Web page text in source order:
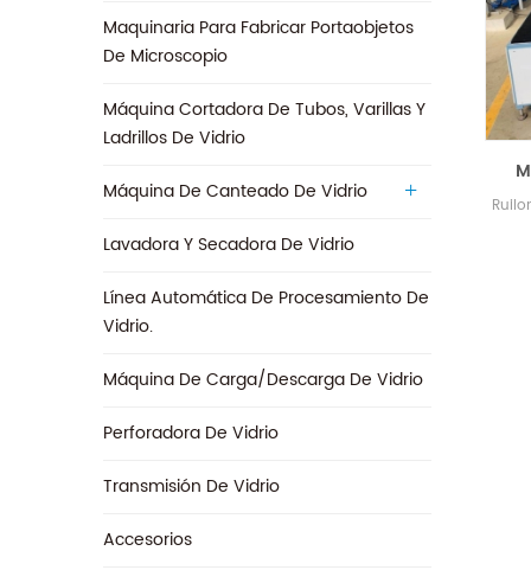
Maquinaria Para Fabricar Portaobjetos
De Microscopio
Máquina Cortadora De Tubos, Varillas Y
Ladrillos De Vidrio
Máquina De Canteado De Vidrio
Lavadora Y Secadora De Vidrio
Línea Automática De Procesamiento De
Vidrio.
Máquina De Carga/descarga De Vidrio
Perforadora De Vidrio
Transmisión De Vidrio
‎Accesorios